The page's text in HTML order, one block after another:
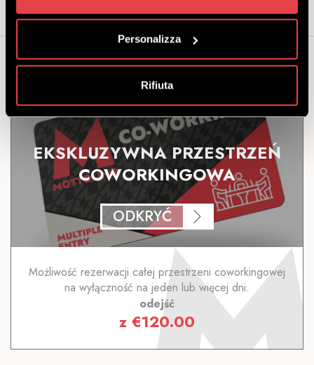
Personalizza
Rifiuta
Możesz być także zainteresowany...
EKSKLUZYWNA PRZESTRZEŃ
COWORKINGOWA
ODKRYĆ
Możliwość rezerwacji całej przestrzeni coworkingowej
na wyłączność na jeden lub więcej dni.
odejść
z €120.00